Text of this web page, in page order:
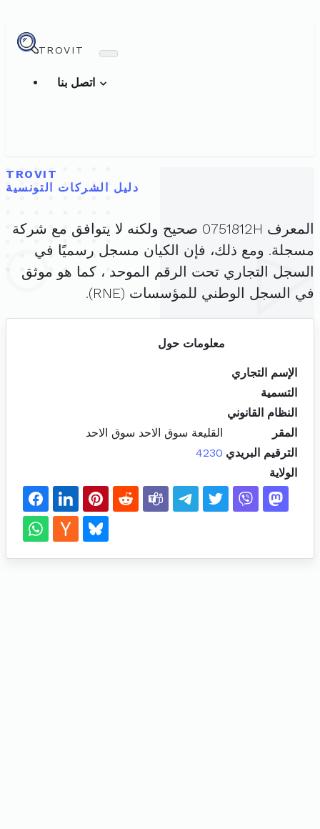
TROVIT
TROVIT
دليل الشركات التونسية
المعرف 0751812H صحيح ولكنه لا يتوافق مع شركة
مسجلة. ومع ذلك، فإن الكيان مسجل رسميًا في
السجل التجاري تحت الرقم الموحد ، كما هو موثق
في السجل الوطني للمؤسسات (RNE).
معلومات حول
الإسم التجاري
التسمية
النظام القانوني
المقر
القليعة سوق الاحد سوق الاحد
الترقيم البريدي 4230
الولاية